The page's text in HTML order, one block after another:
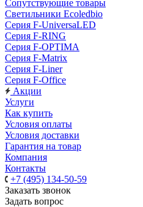
Сопутствующие товары
Светильники Ecoledbio
Серия F-UniversaLED
Серия F-RING
Серия F-OPTIMA
Серия F-Matrix
Серия F-Liner
Серия F-Office
Акции
Услуги
Как купить
Условия оплаты
Условия доставки
Гарантия на товар
Компания
Контакты
+7 (495) 134-50-59
Заказать звонок
Задать вопрос